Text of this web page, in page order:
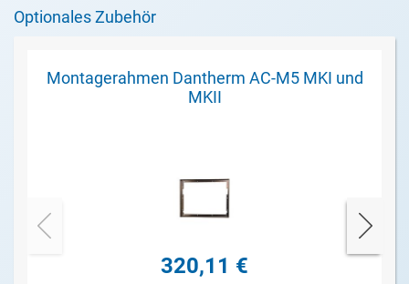
Optionales Zubehör
Montagerahmen Dantherm AC-M5 MKI und
MKII
320,11 €